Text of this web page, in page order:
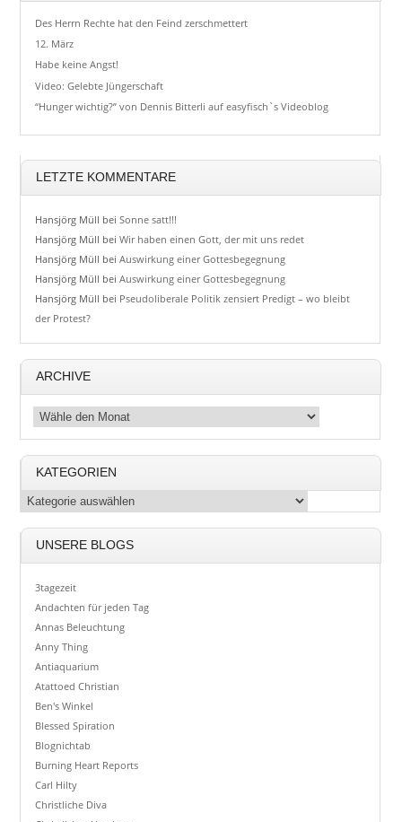
Des Herrn Rechte hat den Feind zerschmettert
12. März
Habe keine Angst!
Video: Gelebte Jüngerschaft
“Hunger wichtig?” von Dennis Bitterli auf easyfisch`s Videoblog
LETZTE KOMMENTARE
Hansjörg Müll beiSonne satt!!!
Hansjörg Müll beiWir haben einen Gott, der mit uns redet
Hansjörg Müll beiAuswirkung einer Gottesbegegnung
Hansjörg Müll beiAuswirkung einer Gottesbegegnung
Hansjörg Müll bei Pseudoliberale Politik zensiert Predigt – wo bleibt
der Protest?
ARCHIVE
KATEGORIEN
UNSERE BLOGS
3tagezeit
Andachten für jeden Tag
Annas Beleuchtung
Anny Thing
Antiaquarium
Atattoed Christian
Ben's Winkel
Blessed Spiration
Blognichtab
Burning Heart Reports
Carl Hilty
Christliche Diva